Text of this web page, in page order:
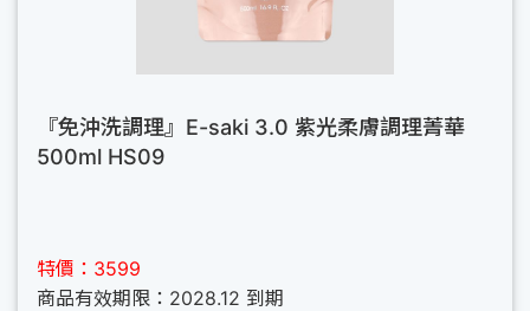
『免沖洗調理』E-saki 3.0 紫光柔膚調理菁華
500ml HS09
特價：3599
商品有效期限：2028.12 到期